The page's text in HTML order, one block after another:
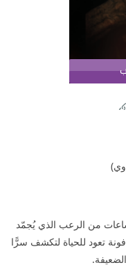
من الرعب الذي يُجمّد
تعود للحياة لتكشف سرًّا